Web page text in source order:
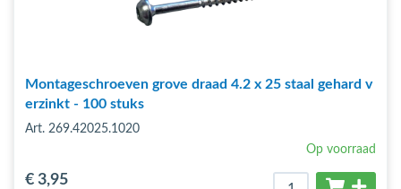
Montageschroeven grove draad 4.2 x 25 staal gehard v
erzinkt - 100 stuks
Art. 269.42025.1020
Op voorraad
€ 3,95